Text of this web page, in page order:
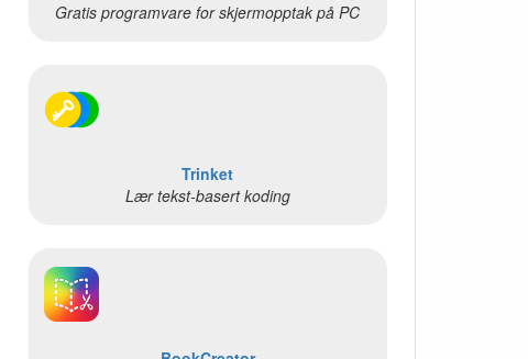
Gratis programvare for skjermopptak på PC
Trinket
Lær tekst-basert koding